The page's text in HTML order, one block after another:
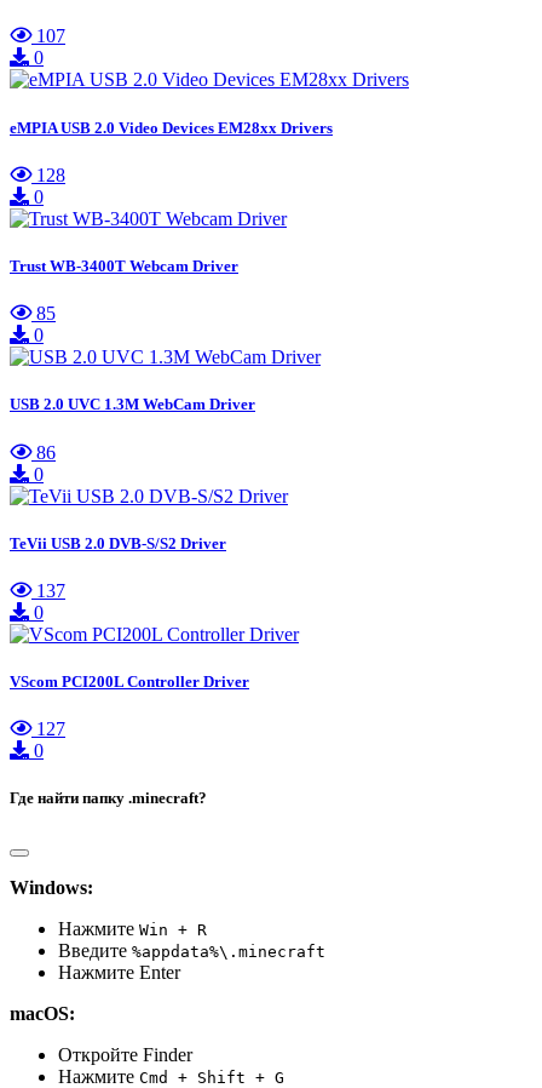
107
0
eMPIA USB 2.0 Video Devices EM28xx Drivers
128
0
Trust WB-3400T Webcam Driver
85
0
USB 2.0 UVC 1.3M WebCam Driver
86
0
TeVii USB 2.0 DVB-S/S2 Driver
137
0
VScom PCI200L Controller Driver
127
0
Где найти папку .minecraft?
Windows:
Нажмите Win + R
Введите %appdata%\.minecraft
Нажмите Enter
macOS:
Откройте Finder
Нажмите Cmd + Shift + G